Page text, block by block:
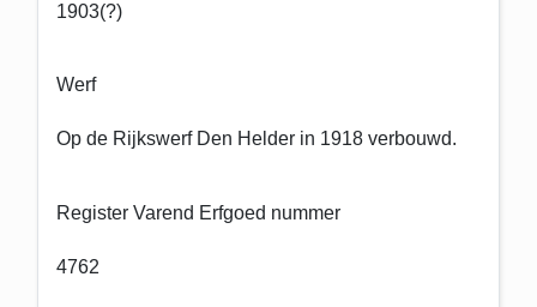
1903(?)
Werf
Op de Rijkswerf Den Helder in 1918 verbouwd.
Register Varend Erfgoed nummer
4762